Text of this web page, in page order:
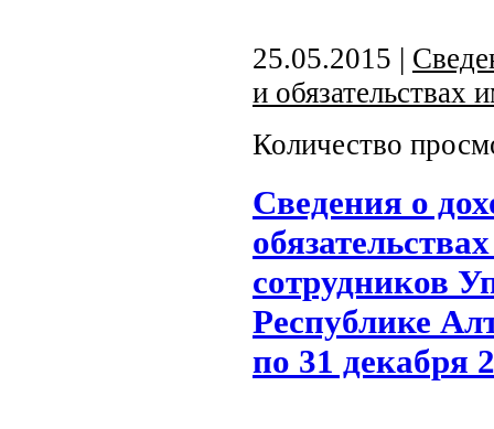
25.05.2015 |
и обязательствах
Количество
Сведения о
сотрудников
Республике
по 31 декабря